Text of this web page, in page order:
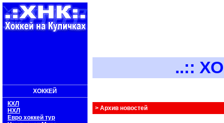
ХОККЕЙ
КХЛ
НХЛ
Евро хоккей тур
..::
> Архив новостей